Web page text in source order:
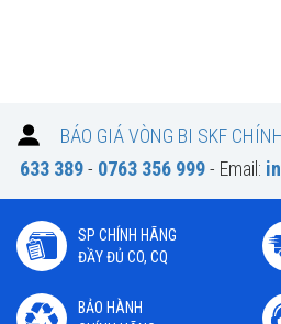
BÁO GIÁ VÒNG BI SKF
633 389- 0763 356 999- Email:
SP CHÍNH HÃNG
ĐẦY ĐỦ CO, CQ
BẢO HÀNH